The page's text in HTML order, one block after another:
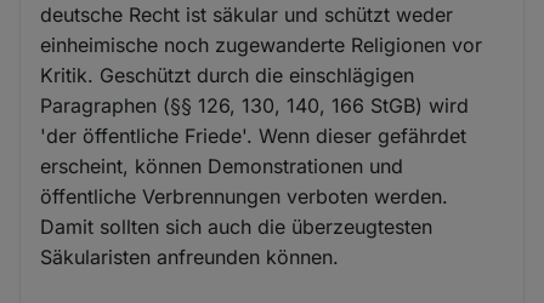
deutsche Recht ist säkular und schützt weder
einheimische noch zugewanderte Religionen vor
Kritik. Geschützt durch die einschlägigen
Paragraphen (§§ 126, 130, 140, 166 StGB) wird
'der öffentliche Friede'. Wenn dieser gefährdet
erscheint, können Demonstrationen und
öffentliche Verbrennungen verboten werden.
Damit sollten sich auch die überzeugtesten
Säkularisten anfreunden können.